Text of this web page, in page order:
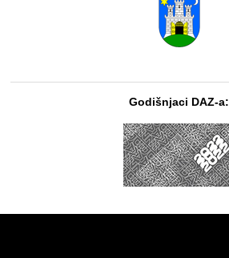
Godišnjaci DAZ-a: